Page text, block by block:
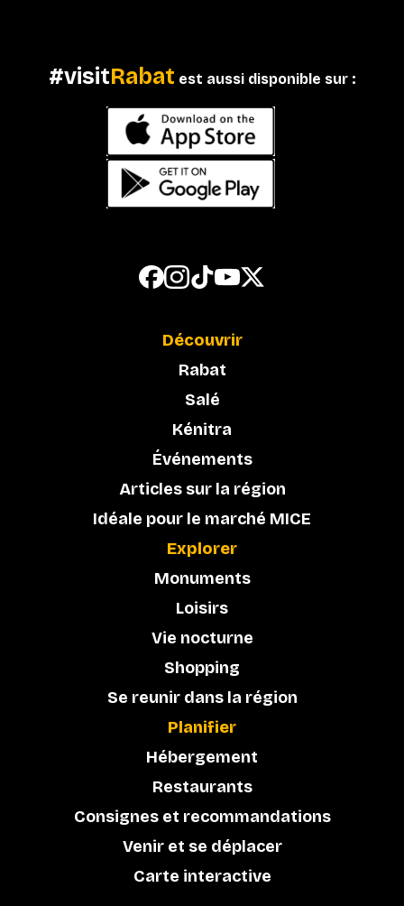
#visitRabat est aussi disponible sur :
Découvrir
Rabat
Salé
Kénitra
Événements
Articles sur la région
Idéale pour le marché MICE
Explorer
Monuments
Loisirs
Vie nocturne
Shopping
Se reunir dans la région
Planifier
Hébergement
Restaurants
Consignes et recommandations
Venir et se déplacer
Carte interactive